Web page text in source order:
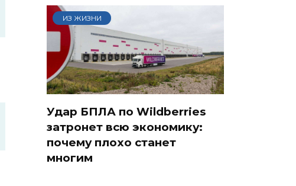
ИЗ ЖИЗНИ
Удар БПЛА по Wildberries
затронет всю экономику:
почему плохо станет
многим